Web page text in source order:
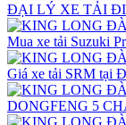
ĐẠI LÝ XE TẢI
Mua xe tải Suzuki
Giá xe tải SRM tại
DONGFENG 5